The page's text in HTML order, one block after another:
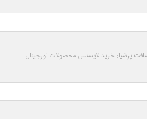
پرشیا: خرید لایسنس محصولات اورجینال